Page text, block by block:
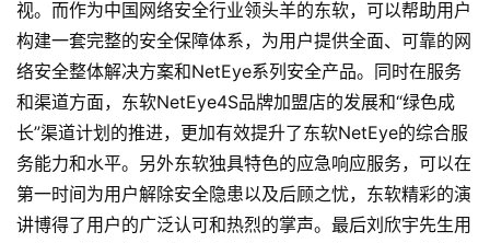
视。而作为中国网络安全行业领头羊的东软，可以帮助用户
构建一套完整的安全保障体系，为用户提供全面、可靠的网
络安全整体解决方案和NetEye系列安全产品。同时在服务
和渠道方面，东软NetEye4S品牌加盟店的发展和“绿色成
长”渠道计划的推进，更加有效提升了东软NetEye的综合服
务能力和水平。另外东软独具特色的应急响应服务，可以在
第一时间为用户解除安全隐患以及后顾之忧，东软精彩的演
讲博得了用户的广泛认可和热烈的掌声。最后刘欣宇先生用